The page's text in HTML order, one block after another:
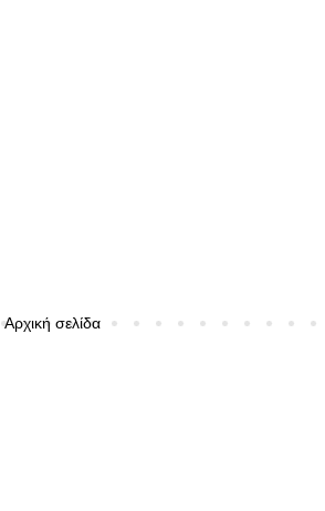
Αρχική σελίδα